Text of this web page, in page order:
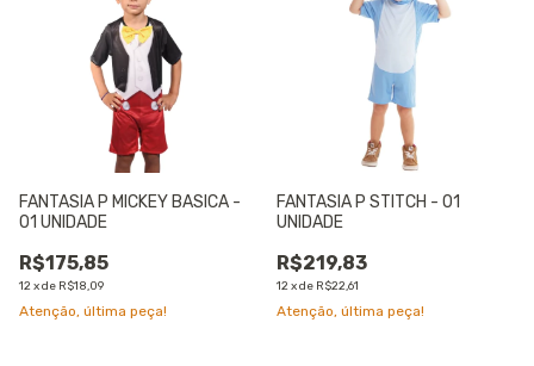
FANTASIA P MICKEY BASICA -
01 UNIDADE
R$175,85
12xde R$18,09
Atenção, última peça!
FANTASIA P STITCH - 01
UNIDADE
R$219,83
12xde R$22,61
Atenção, última peça!